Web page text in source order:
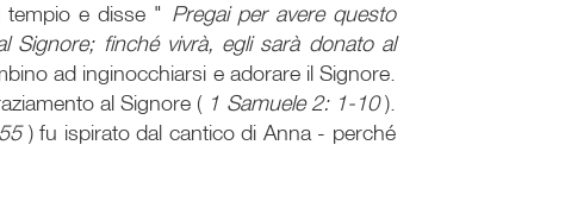
tempio e disse " Pregai per avere questo
finché vivrà, egli sarà donato al
ad inginocchiarsi e adorare il Signore.
al Signore ( 1 Samuele 2: 1-10).
) fu ispirato dal cantico di Anna - perché